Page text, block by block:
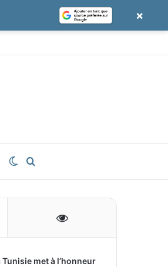
Switch skin
Tunisie met à l’honneur
×